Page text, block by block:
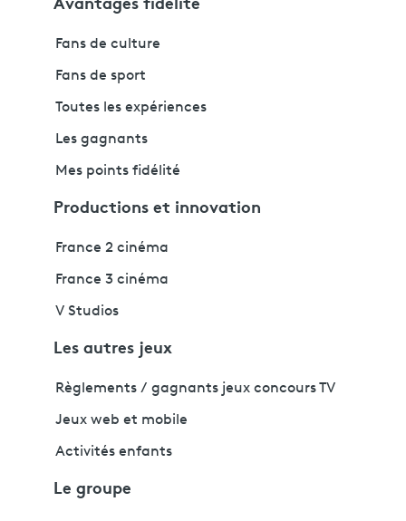
Fans de culture
Fans de sport
Toutes les expériences
Les gagnants
Mes points fidélité
Productions et innovation
France 2 cinéma
France 3 cinéma
V Studios
Les autres jeux
Règlements / gagnants jeux concours TV
Jeux web et mobile
Activités enfants
Le groupe